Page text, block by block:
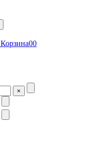
Корзина00
×